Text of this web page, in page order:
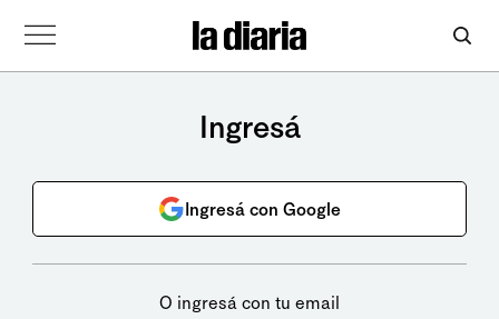
Ingresá
Ingresá con Google
O ingresá con tu email